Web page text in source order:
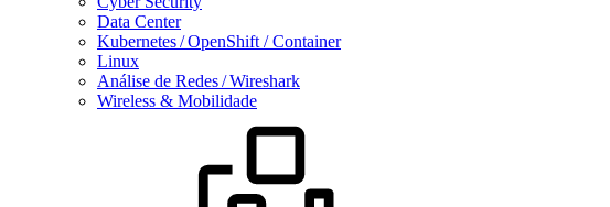
Data Center
Kubernetes / OpenShift / Container
Linux
Análise de Redes / Wireshark
Wireless & Mobilidade